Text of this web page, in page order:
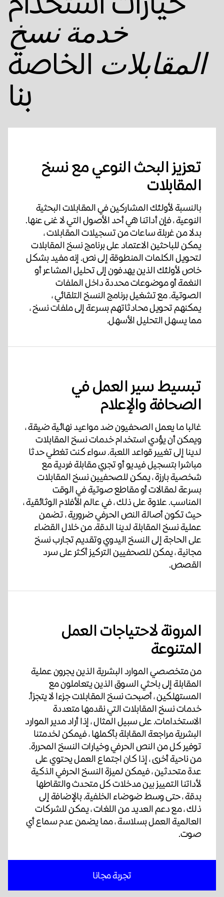
خدمة نسخ
المقابلات الخاصة
بنا
تعزيز البحث النوعي مع نسخ
المقابلات
بالنسبة لأولئك المشاركين في المقابلات البحثية
النوعية ، فإن أداتنا هي أحد الأصول التي لا غنى عنها.
بدلا من غربلة ساعات من تسجيلات المقابلات ،
يمكن للباحثين الاعتماد على برنامج نسخ المقابلات
لتحويل الكلمات المنطوقة إلى نص. إنه مفيد بشكل
خاص لأولئك الذين يهدفون إلى تحليل المشاعر أو
النغمة أو موضوعات محددة داخل الملفات
الصوتية. مع تشغيل برنامج النسخ التلقائي ،
يمكنهم تحويل محادثاتهم بسرعة إلى ملفات نسخ ،
مما يسهل التحليل الأسهل.
تبسيط سير العمل في
الصحافة والإعلام
غالبا ما يعمل الصحفيون ضد مواعيد نهائية ضيقة ،
ويمكن أن يؤدي استخدام خدمات نسخ المقابلات
لدينا إلى تغيير قواعد اللعبة. سواء كنت تغطي حدثا
مباشرا بتسجيل فيديو أو تجري مقابلة فردية مع
شخصية بارزة ، يمكن للصحفيين نسخ المقابلات
بسرعة لمقالات أو مقاطع صوتية في الوقت
المناسب. علاوة على ذلك ، في عالم الأفلام الوثائقية ،
حيث تكون أصالة النص الحرفي ضرورية ، تضمن
عملية نسخ المقابلة لدينا الدقة. من خلال القضاء
على الحاجة إلى النسخ اليدوي وتقديم تجارب نسخ
مجانية ، يمكن للصحفيين التركيز أكثر على سرد
القصص.
المرونة لاحتياجات العمل
المتنوعة
من متخصصي الموارد البشرية الذين يجرون عملية
المقابلة إلى باحثي السوق الذين يتعاملون مع
المستهلكين ، أصبحت نسخ المقابلات جزءا لا يتجزأ.
خدمات نسخ المقابلات التي نقدمها متعددة
الاستخدامات. على سبيل المثال ، إذا أراد مدير الموارد
البشرية مراجعة المقابلة بأكملها ، فيمكن لخدمتنا
توفير كل من النص الحرفي وخيارات النسخ المحررة.
من ناحية أخرى ، إذا كان اجتماع العمل يحتوي على
عدة متحدثين ، فيمكن لميزة النسخ الحرفي الذكية
لأداتنا التمييز بين مدخلات كل متحدث والتقاطها
بدقة ، حتى وسط ضوضاء الخلفية. بالإضافة إلى
ذلك ، مع دعم العديد من اللغات ، يمكن للشركات
العالمية العمل بسلاسة ، مما يضمن عدم سماع أي
صوت.
تجربة مجانا